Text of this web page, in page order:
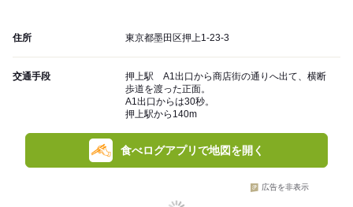
住所 東京都墨田区押上1-23-3
交通手段
押上駅 A1出口から商店街の通りへ出て、横断
歩道を渡った正面。
A1出口からは30秒。
押上駅から140m
食べログアプリで地図を開く
広告を非表示